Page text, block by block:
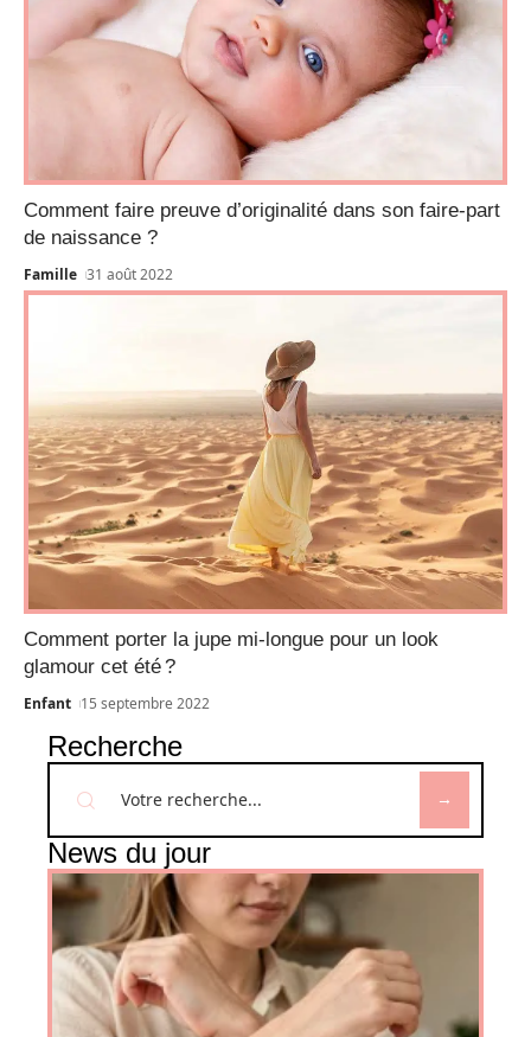
Comment faire preuve d’originalité dans son faire-part
de naissance ?
Famille 31 août 2022
Comment porter la jupe mi-longue pour un look
glamour cet été ?
Enfant 15 septembre 2022
Recherche
News du jour